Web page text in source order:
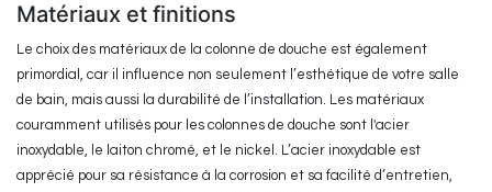
Matériaux et finitions
Le choix des matériaux de la colonne de douche est également
primordial, car il influence non seulement l’esthétique de votre salle
de bain, mais aussi la durabilité de l’installation. Les matériaux
couramment utilisés pour les colonnes de douche sont l'acier
inoxydable, le laiton chromé, et le nickel. L’acier inoxydable est
apprécié pour sa résistance à la corrosion et sa facilité d’entretien,